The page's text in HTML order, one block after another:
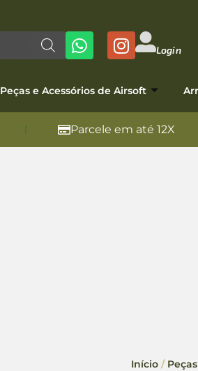
Login
Peças e Acessórios de Airsoft
Parcele em até 12X
Início/